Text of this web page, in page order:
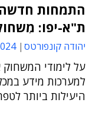
התמחות
ת"א-יפו:
יהודה קונפורטס
על לימודי
למערכות מידע
היעילות ביותר